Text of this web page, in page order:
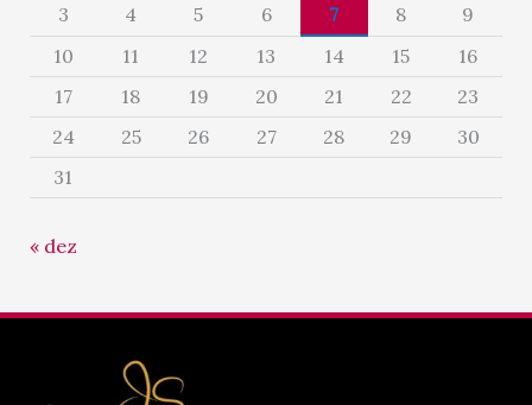
3
4 5 6 7 8
9
10
11 12 13 14 15
16
17
18 19 20 21 22
23
24
25 26 27 28 29
30
31
« dez